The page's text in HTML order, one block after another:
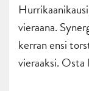
vieraana.
kerran ensi
vieraaksi. Osta